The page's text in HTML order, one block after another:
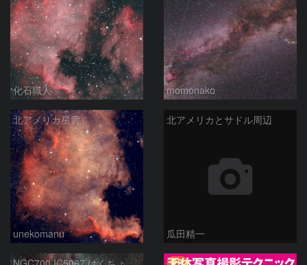
化石職人 momonako
北アメリカ星雲
unekomanu
北アメリカとサドル周辺
瓜田精一